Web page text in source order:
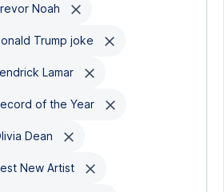
Noah
Trump joke
Lamar
of the Year
Dean
New Artist